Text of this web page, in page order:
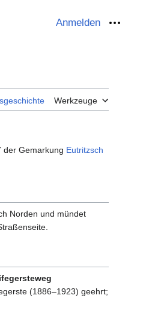
Anmelden Meine
Werkzeuge
der Gemarkung Eutritzsch
Norden und mündet
(1886–1923) geehrt;